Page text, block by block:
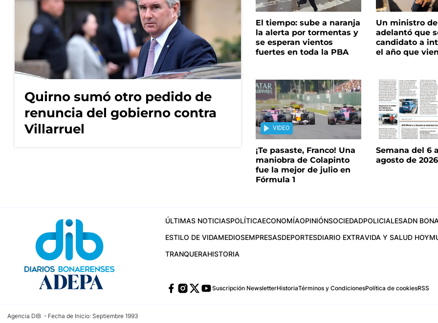
Quirno sumó otro pedido de
renuncia del gobierno contra
Villarruel
El tiempo: sube a naranja
la alerta por tormentas y
se esperan vientos
fuertes en toda la PBA
Un ministro
adelantó que
candidato a
el año que
VIDEO
¡Te pasaste, Franco! Una
maniobra de Colapinto
fue la mejor de julio en
Fórmula 1
Semana del 6
agosto de 2026
ÚLTIMAS NOTICIASPOLÍTICAECONOMÍAOPINIÓNSOCIEDADPOLICIALESADN
ESTILO DE VIDAMEDIOSEMPRESASDEPORTESDIARIO EXTRAVIDA Y SALUD HOY
TRANQUERAHISTORIA
Suscripción NewsletterHistoriaTérminos y CondicionesPolítica de cookiesRSS
Agencia DIB - Fecha de Inicio: Septiembre 1993